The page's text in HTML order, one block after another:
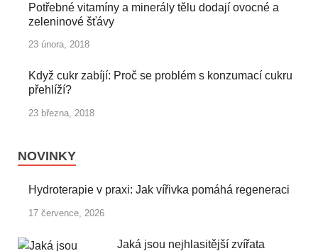
Potřebné vitamíny a minerály tělu dodají ovocné a
zeleninové šťávy
23 února, 2018
Když cukr zabíjí: Proč se problém s konzumací cukru
přehlíží?
23 března, 2018
NOVINKY
Hydroterapie v praxi: Jak vířivka pomáhá regeneraci
17 července, 2026
Jaká jsou nejhlasitější zvířata